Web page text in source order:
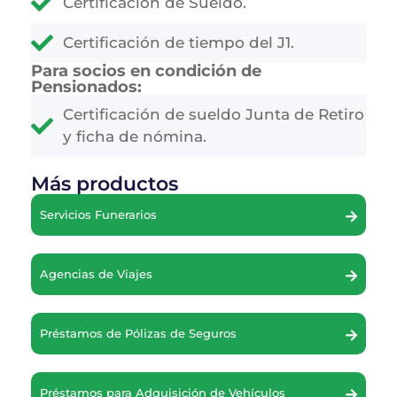
Más productos
Servicios Funerarios
Agencias de Viajes
Préstamos de Pólizas de Seguros
Préstamos para Adquisición de Vehículos
Certificación de tiempo del J1.
Para socios en condición de
Pensionados:
Certificación de sueldo Junta de Retiro
y ficha de nómina.